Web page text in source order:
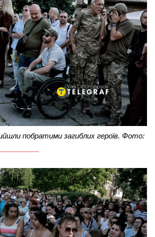
побратими загиблих героїв. Фото: